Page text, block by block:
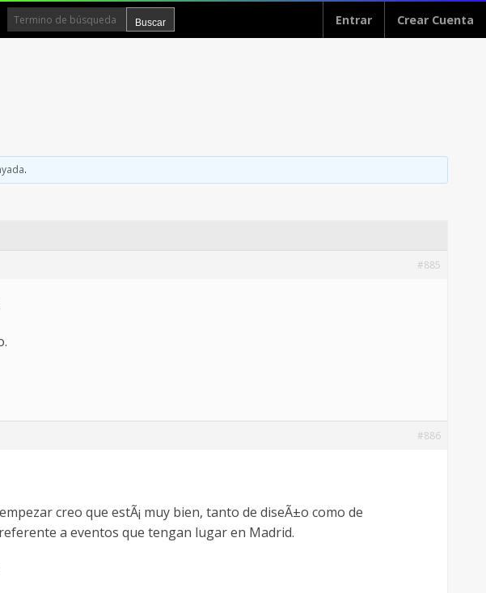
Entrar Crear Cuenta
.
#885
#886
creo que estÃ¡ muy bien, tanto de diseÃ±o como de
a eventos que tengan lugar en Madrid.